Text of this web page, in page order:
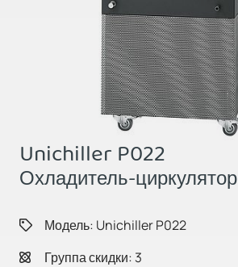
Unichiller P022
Охладитель-циркулятор
Модель: Unichiller P022
Группа скидки: 3